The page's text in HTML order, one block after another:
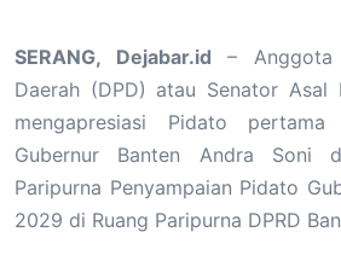
SERANG, Dejabar.id – Anggota
Daerah (DPD) atau Senator Asal
mengapresiasi Pidato pertama
Gubernur Banten Andra Soni
Paripurna Penyampaian Pidato
2029 di Ruang Paripurna DPRD